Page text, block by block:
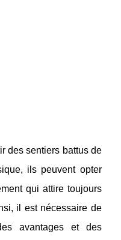
des sentiers battus de
ils peuvent opter
qui attire toujours
il est nécessaire de
avantages et des